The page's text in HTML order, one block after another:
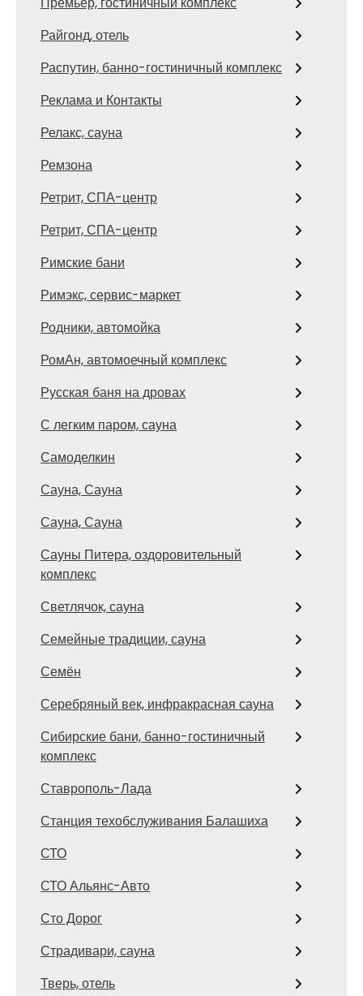
Райгонд, отель
Распутин, банно-гостиничный комплекс
Реклама и Контакты
Релакс, сауна
Ремзона
Ретрит, СПА-центр
Ретрит, СПА-центр
Римские бани
Римэкс, сервис-маркет
Родники, автомойка
РомАн, автомоечный комплекс
Русская баня на дровах
С легким паром, сауна
Самоделкин
Сауна, Сауна
Сауна, Сауна
Сауны Питера, оздоровительный
комплекс
Светлячок, сауна
Семейные традиции, сауна
Семён
Серебряный век, инфракрасная сауна
Сибирские бани, банно-гостиничный
комплекс
Ставрополь-Лада
Станция техобслуживания Балашиха
СТО
СТО Альянс-Авто
Сто Дорог
Страдивари, сауна
Тверь, отель